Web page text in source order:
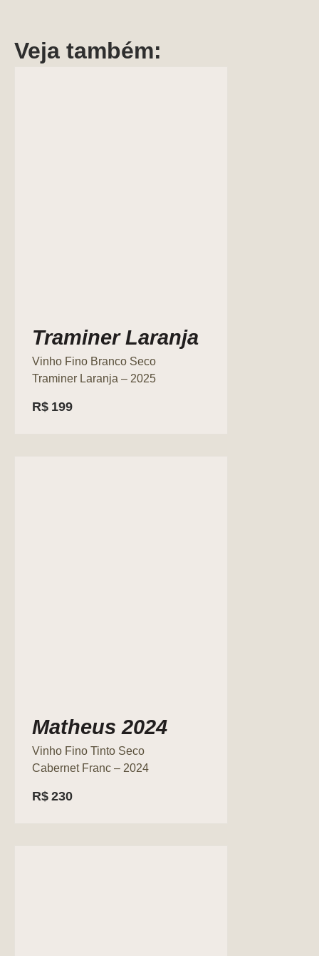
Veja também:
Traminer Laranja
Vinho Fino Branco Seco
Traminer Laranja – 2025
R$ 199
Matheus 2024
Vinho Fino Tinto Seco
Cabernet Franc – 2024
R$ 230